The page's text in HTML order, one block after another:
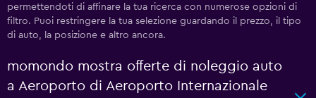
permettendoti di affinare la tua ricerca con numerose opzioni di
filtro. Puoi restringere la tua selezione guardando il prezzo, il tipo
di auto, la posizione e altro ancora.
momondo mostra offerte di noleggio auto
a Aeroporto di Aeroporto Internazionale